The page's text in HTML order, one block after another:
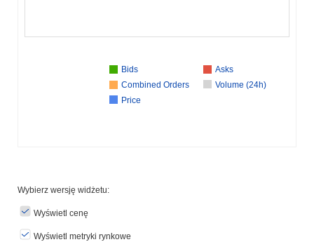
Bids
Asks
Combined Orders
Volume (24h)
Price
Wybierz wersję widżetu:
Wyświetl cenę
Wyświetl metryki rynkowe